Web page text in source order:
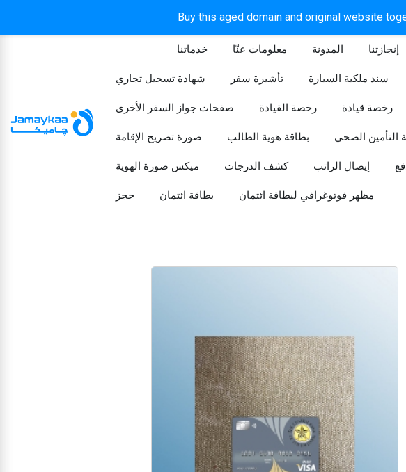
Buy this aged domain and original website
خدماتنا معلومات عنّا المدونة إنجازتنا
شهادة تسجيل تجاري تأشيرة سفر سند ملكية السيارة
صفحات جواز السفر الأخرى رخصة القيادة رخصة قيادة
صورة تصريح الإقامة بطاقة هوية الطالب التأمين الصحي
ميكس صورة الهوية كشف الدرجات إيصال الراتب
حجز بطاقة ائتمان مظهر فوتوغرافي لبطاقة ائتمان